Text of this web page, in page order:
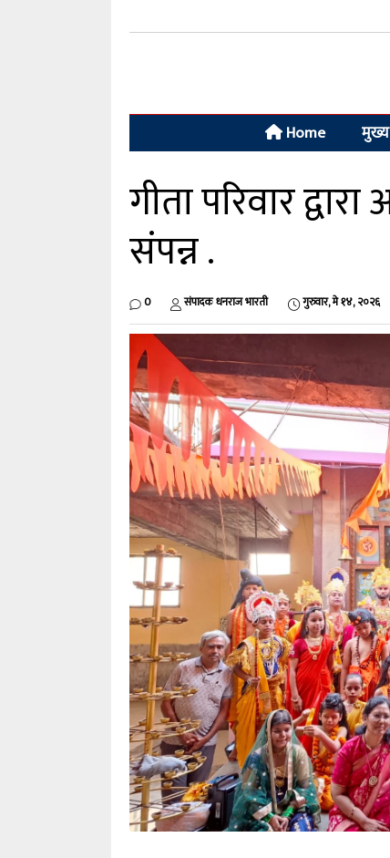
Home मुख्य
गीता परिवार
संपन्न .
0 संपादक धनराज भारती गुरुवार, मे १४, २०२६